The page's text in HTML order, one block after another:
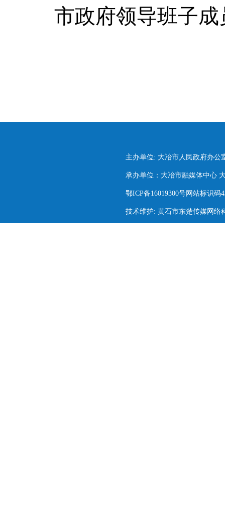
市政府领导班子
主办单位: 大冶市人民政府办公
承办单位：大冶市融媒体中心
鄂ICP备16019300号网站标识码
技术维护: 黄石市东楚传媒网络